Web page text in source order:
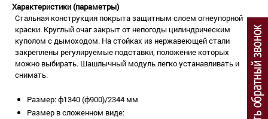
Характеристики (параметры)
Стальная конструкция покрыта защитным слоем огнеупорной
краски. Круглый очаг закрыт от непогоды цилиндрическим
куполом с дымоходом. На стойках из нержавеющей стали
закреплены регулируемые подставки, положение которых
можно выбирать. Шашлычный модуль легко устанавливать и
снимать.
Размер: ф1340 (ф900)/2344 мм
Размер в сложенном виде: